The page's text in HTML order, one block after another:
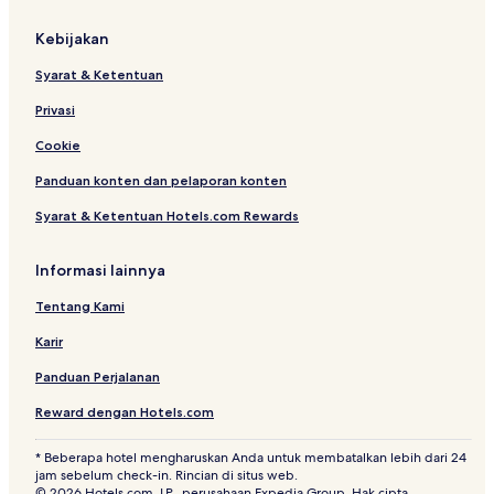
L
e
t
s
Kebijakan
Syarat & Ketentuan
Privasi
Cookie
Panduan konten dan pelaporan konten
Syarat & Ketentuan Hotels.com Rewards
Informasi lainnya
Tentang Kami
Karir
Panduan Perjalanan
Reward dengan Hotels.com
* Beberapa hotel mengharuskan Anda untuk membatalkan lebih dari 24
jam sebelum check-in. Rincian di situs web.